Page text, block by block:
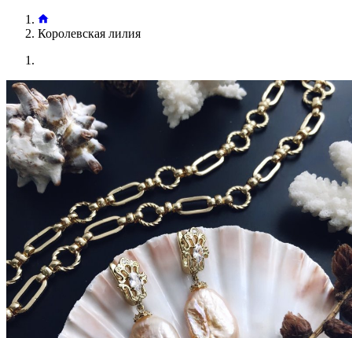
Королевская лилия